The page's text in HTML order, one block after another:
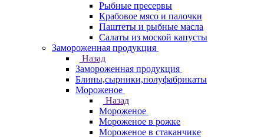
Рыбные пресервы
Крабовое мясо и палочки
Паштеты и рыбные масла
Салаты из моской капусты
Замороженная продукция
Назад
Замороженная продукция
Блины,сырники,полуфабрикаты
Мороженое
Назад
Мороженое
Мороженое в рожке
Мороженое в стаканчике